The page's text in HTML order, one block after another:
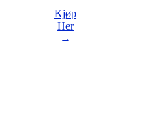
Kjøp
Her
→